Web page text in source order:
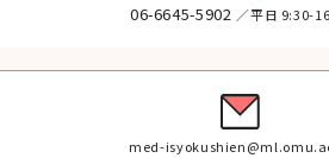
06-6645-5902 ／平日 9:30-
med-